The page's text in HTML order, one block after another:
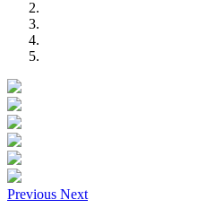
Previous Next